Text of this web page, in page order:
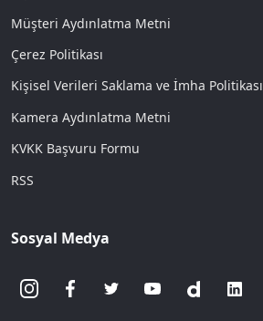
Müşteri Aydınlatma Metni
Çerez Politikası
Kişisel Verileri Saklama ve İmha Politikası
Kamera Aydınlatma Metni
KVKK Başvuru Formu
RSS
Sosyal Medya